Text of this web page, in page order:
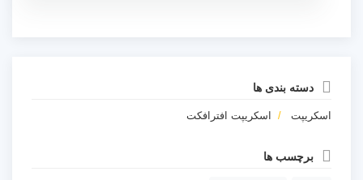
دسته بندی ها
اسکریپت اسکریپت افترافکت
برچسب ها